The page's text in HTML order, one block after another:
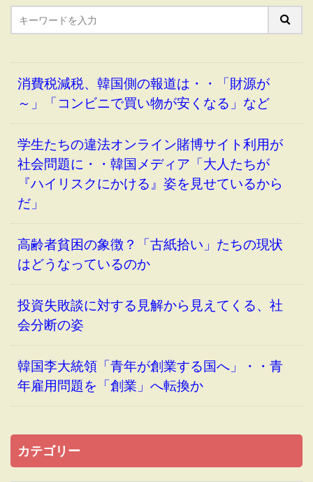
消費税減税、韓国側の報道は・・「財源が
～」「コンビニで買い物が安くなる」など
学生たちの違法オンライン賭博サイト利用が
社会問題に・・韓国メディア「大人たちが
『ハイリスクにかける』姿を見せているから
だ」
高齢者貧困の象徴？「古紙拾い」たちの現状
はどうなっているのか
投資失敗談に対する見解から見えてくる、社
会分断の姿
韓国李大統領「青年が創業する国へ」・・青
年雇用問題を「創業」へ転換か
カテゴリー